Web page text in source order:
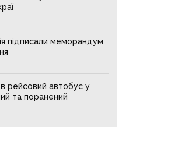
підписали меморандум
в рейсовий автобус у
та поранений